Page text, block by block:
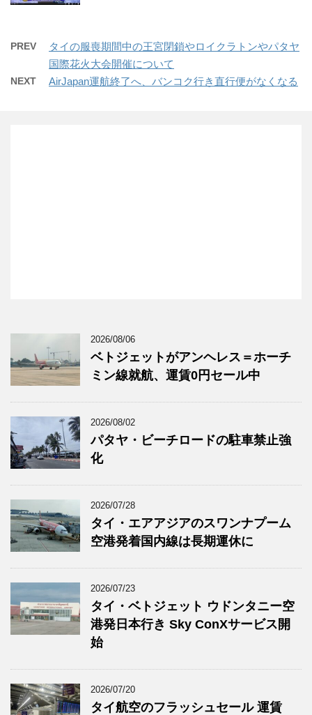
PREV
タイの服喪期間中の王宮閉鎖やロイクラトンやパタヤ
国際花火大会開催について
NEXT AirJapan運航終了へ、バンコク行き直行便がなくなる
2026/08/06
ベトジェットがアンヘレス＝ホーチ
ミン線就航、運賃0円セール中
2026/08/02
パタヤ・ビーチロードの駐車禁止強
化
2026/07/28
タイ・エアアジアのスワンナプーム
空港発着国内線は長期運休に
2026/07/23
タイ・ベトジェット ウドンタニー空
港発日本行き Sky ConXサービス開
始
2026/07/20
タイ航空のフラッシュセール 運賃